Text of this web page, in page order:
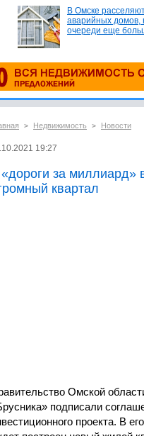
В Омске
аварийных домов,
очереди еще
> Недвижимость > Новости
19:27
за миллиард»
квартал
Омской
подписали
проекта. В